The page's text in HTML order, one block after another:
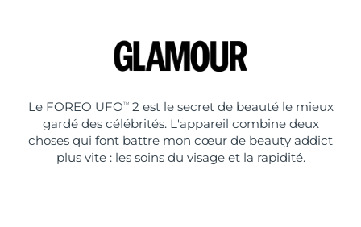
Le FOREO UFO TM2 est le secret de beauté le mieux
gardé des célébrités. L'appareil combine deux
choses qui font battre mon cœur de beauty addict
plus vite : les soins du visage et la rapidité.